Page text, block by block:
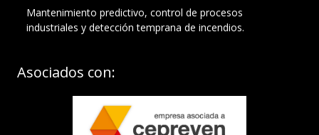
Mantenimiento predictivo, control de procesos
industriales y detección temprana de incendios.
Asociados con: